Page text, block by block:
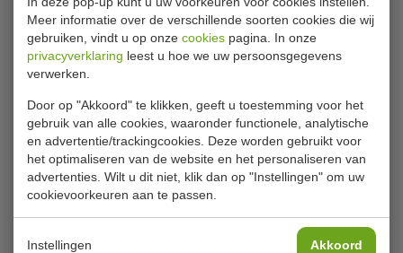
Meer informatie over de verschillende soorten cookies die wij
gebruiken, vindt u op onze cookies pagina. In onze
privacyverklaring leest u hoe we uw persoonsgegevens
verwerken.
Door op "Akkoord" te klikken, geeft u toestemming voor het
gebruik van alle cookies, waaronder functionele, analytische
en advertentie/trackingcookies. Deze worden gebruikt voor
het optimaliseren van de website en het personaliseren van
advertenties. Wilt u dit niet, klik dan op "Instellingen" om uw
cookievoorkeuren aan te passen.
Instellingen Akkoord
0015-0020-0025-0030
Specificaties
Materiaal
Gietijzer geëmailleerd
B x D x H
41 x 50 x 40 cm
Grillplaat boven
36 x 27 cm
Vermogen